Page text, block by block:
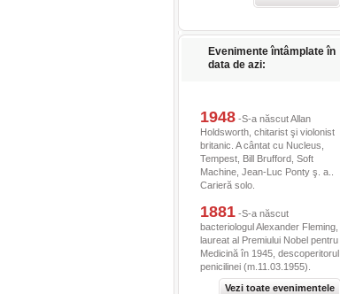
Evenimente întâmplate în
data de azi:
1948-S-a născut Allan
Holdsworth, chitarist şi violonist
britanic. A cântat cu Nucleus,
Tempest, Bill Brufford, Soft
Machine, Jean-Luc Ponty ş. a..
Carieră solo.
1881-S-a născut
bacteriologul Alexander Fleming,
laureat al Premiului Nobel pentru
Medicină în 1945, descoperitorul
penicilinei (m.11.03.1955).
Vezi toate evenimentele